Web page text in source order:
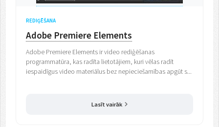
REDIĢĒŠANA
Adobe Premiere Elements
Adobe Premiere Elements ir video rediģēšanas
programmatūra, kas radīta lietotājiem, kuri vēlas radīt
iespaidīgus video materiālus bez nepieciešamības apgūt s...
Lasīt vairāk